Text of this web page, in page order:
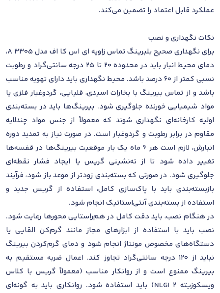
عملکرد قابل اعتماد را تضمین می‌کند.
نکات نگهداری و نصب
برای نگهداری صحیح بلبرینگ تماس زاویه ای اس کا اف مدل 3305 A،
دمای محیط انبار باید در محدوده 20 تا 25 درجه سانتی‌گراد و رطوبت
نسبی کمتر از 60 درصد باشد. محیط نگهداری باید دارای تهویه مناسب
باشد و از تماس بیرینگ با بخارات اسیدی، قلیایی، گردوغبار فلزی یا
مواد شیمیایی خورنده جلوگیری شود. بیرینگ‌ها باید در بسته‌بندی
اولیه کارخانه‌ای نگهداری شوند که معمولاً از جنس مواد چندلایه
مقاوم در برابر رطوبت و گردوغبار است. در صورت نیاز به تمدید دوره
انبارش، لازم است هر 6 ماه یک بار موقعیت بیرینگ‌ها در قفسه‌ها
تغییر داده شود تا از ته‌نشینی گریس یا ایجاد فشار نقطه‌ای
جلوگیری شود. در صورتی که بسته‌بندی زودتر از موعد باز شود، فرآیند
بازبسته‌بندی باید با پاک‌سازی کامل، استفاده از گریس جدید و
استفاده از بسته‌بندی آنتی‌استاتیک انجام شود.
در هنگام نصب، باید دقت کامل در هم‌راستایی محورها رعایت شود.
نصب باید با استفاده از ابزارهای مجاز مانند گرم‌کن القایی یا
دستگاه‌های مخصوص مونتاژ انجام شود و دمای گرم‌کردن بیرینگ
نباید از 120 درجه سانتی‌گراد تجاوز کند. اعمال ضربه مستقیم به
بیرینگ ممنوع است و از روانکار مناسب (معمولاً گریس با کلاس
ویسکوزیته NLGI 2) باید استفاده شود. روانکاری باید به گونه‌ای